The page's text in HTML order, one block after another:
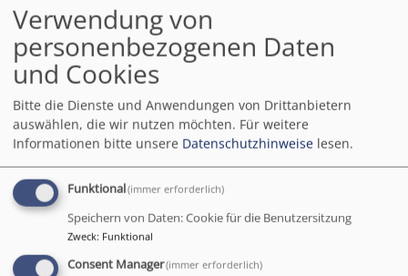
Bildrechte KG Kreuzwertheim
Herzliche Einladung
zum Ausflug am Dienstag,
Verwendung von
personenbezogenen Daten
und Cookies
Bitte die Dienste und Anwendungen von Drittanbietern
auswählen, die wir nutzen möchten. Für weitere
Informationen bitte unsere Datenschutzhinweise lesen.
Funktional(immer erforderlich)
Speichern von Daten: Cookie für die Benutzersitzung
Zweck: Funktional
Consent Manager(immer erforderlich)